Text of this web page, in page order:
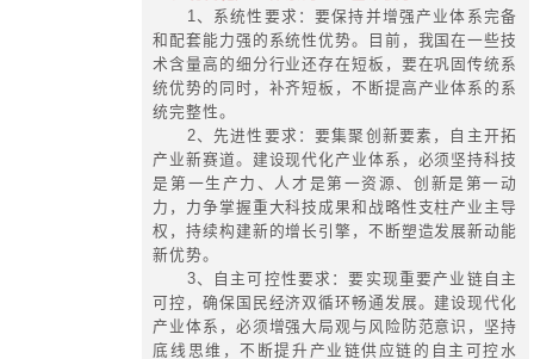
构建现代化产业体
服务内容与要点
2023年5月5日，习近平总书记
十届中央财经委员会第一次会议，研
代化产业体系问题时，强调“现代化
代化国家的物质技术基础，必须把发